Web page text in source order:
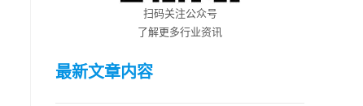
扫码关注公众号
了解更多行业资讯
最新文章内容